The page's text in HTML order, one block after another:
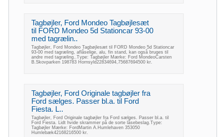
Tagbøjler, Ford Mondeo Tagbøjlesæt
til FORD Mondeo 5d Stationcar 93-00
med tagrælin..
Tagbøjler, Ford Mondeo Tagbøjlesæt til FORD Mondeo 5d Stationcar
93-00 med tagræling, aflåselige, alu, fin stand, kan også bruges til
andre med tagræling..Type: Tagbøjler Mærke: Ford MondeoCarsten
B.Skovparken 198783 Hornsyld22834694,75687694500 kr.
Tagbøjler, Ford Originale tagbøjler fra
Ford sælges. Passer bl.a. til Ford
Fiesta. L..
Tagbøjler, Ford Originale tagbøjler fra Ford sælges. Passer bl.a. til
Ford Fiesta. Lidt hvide skrammer på de sorte låsebeslag.Type:
Tagbøjler Mærke: FordMartin A.Humlehaven 353050
Humlebæk42168216500 kr.